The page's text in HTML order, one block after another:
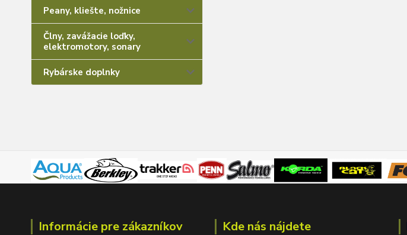
Peany, kliešte, nožnice
Člny, zavážacie loďky,
elektromotory, sonary
Rybárske doplnky
Informácie pre zákazníkov Kde nás nájdete